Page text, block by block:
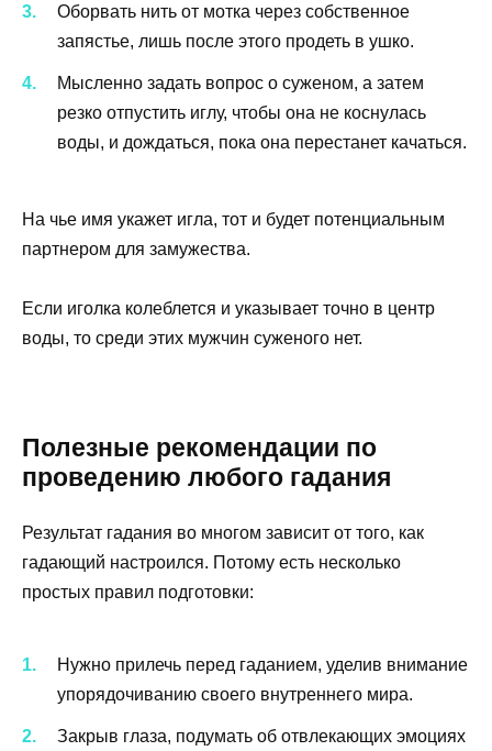
Оборвать нить от мотка через собственное
запястье, лишь после этого продеть в ушко.
Мысленно задать вопрос о суженом, а затем
резко отпустить иглу, чтобы она не коснулась
воды, и дождаться, пока она перестанет качаться.
На чье имя укажет игла, тот и будет потенциальным
партнером для замужества.
Если иголка колеблется и указывает точно в центр
воды, то среди этих мужчин суженого нет.
Полезные рекомендации по
проведению любого гадания
Результат гадания во многом зависит от того, как
гадающий настроился. Потому есть несколько
простых правил подготовки:
Нужно прилечь перед гаданием, уделив внимание
упорядочиванию своего внутреннего мира.
Закрыв глаза, подумать об отвлекающих эмоциях